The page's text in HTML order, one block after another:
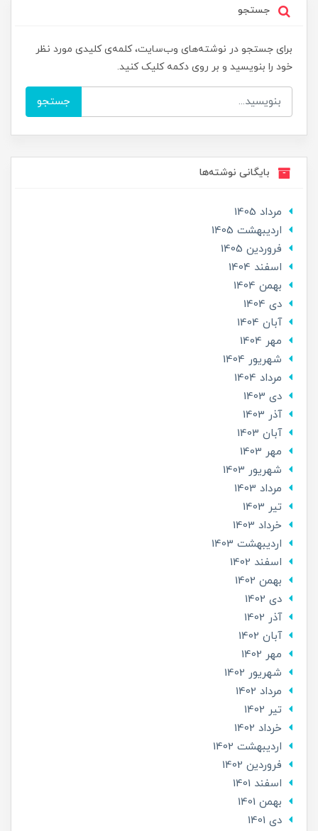
جستجو
برای جستجو در نوشته‌های وب‌سایت، کلمه‌ی کلیدی مورد نظر
خود را بنویسید و بر روی دکمه کلیک کنید.
جستجو
بایگانی نوشته‌ها
مرداد 1405
ارديبهشت 1405
فروردین 1405
اسفند 1404
بهمن 1404
دی 1404
آبان 1404
مهر 1404
شهریور 1404
مرداد 1404
دی 1403
آذر 1403
آبان 1403
مهر 1403
شهریور 1403
مرداد 1403
تير 1403
خرداد 1403
ارديبهشت 1403
اسفند 1402
بهمن 1402
دی 1402
آذر 1402
آبان 1402
مهر 1402
شهریور 1402
مرداد 1402
تير 1402
خرداد 1402
ارديبهشت 1402
فروردین 1402
اسفند 1401
بهمن 1401
دی 1401